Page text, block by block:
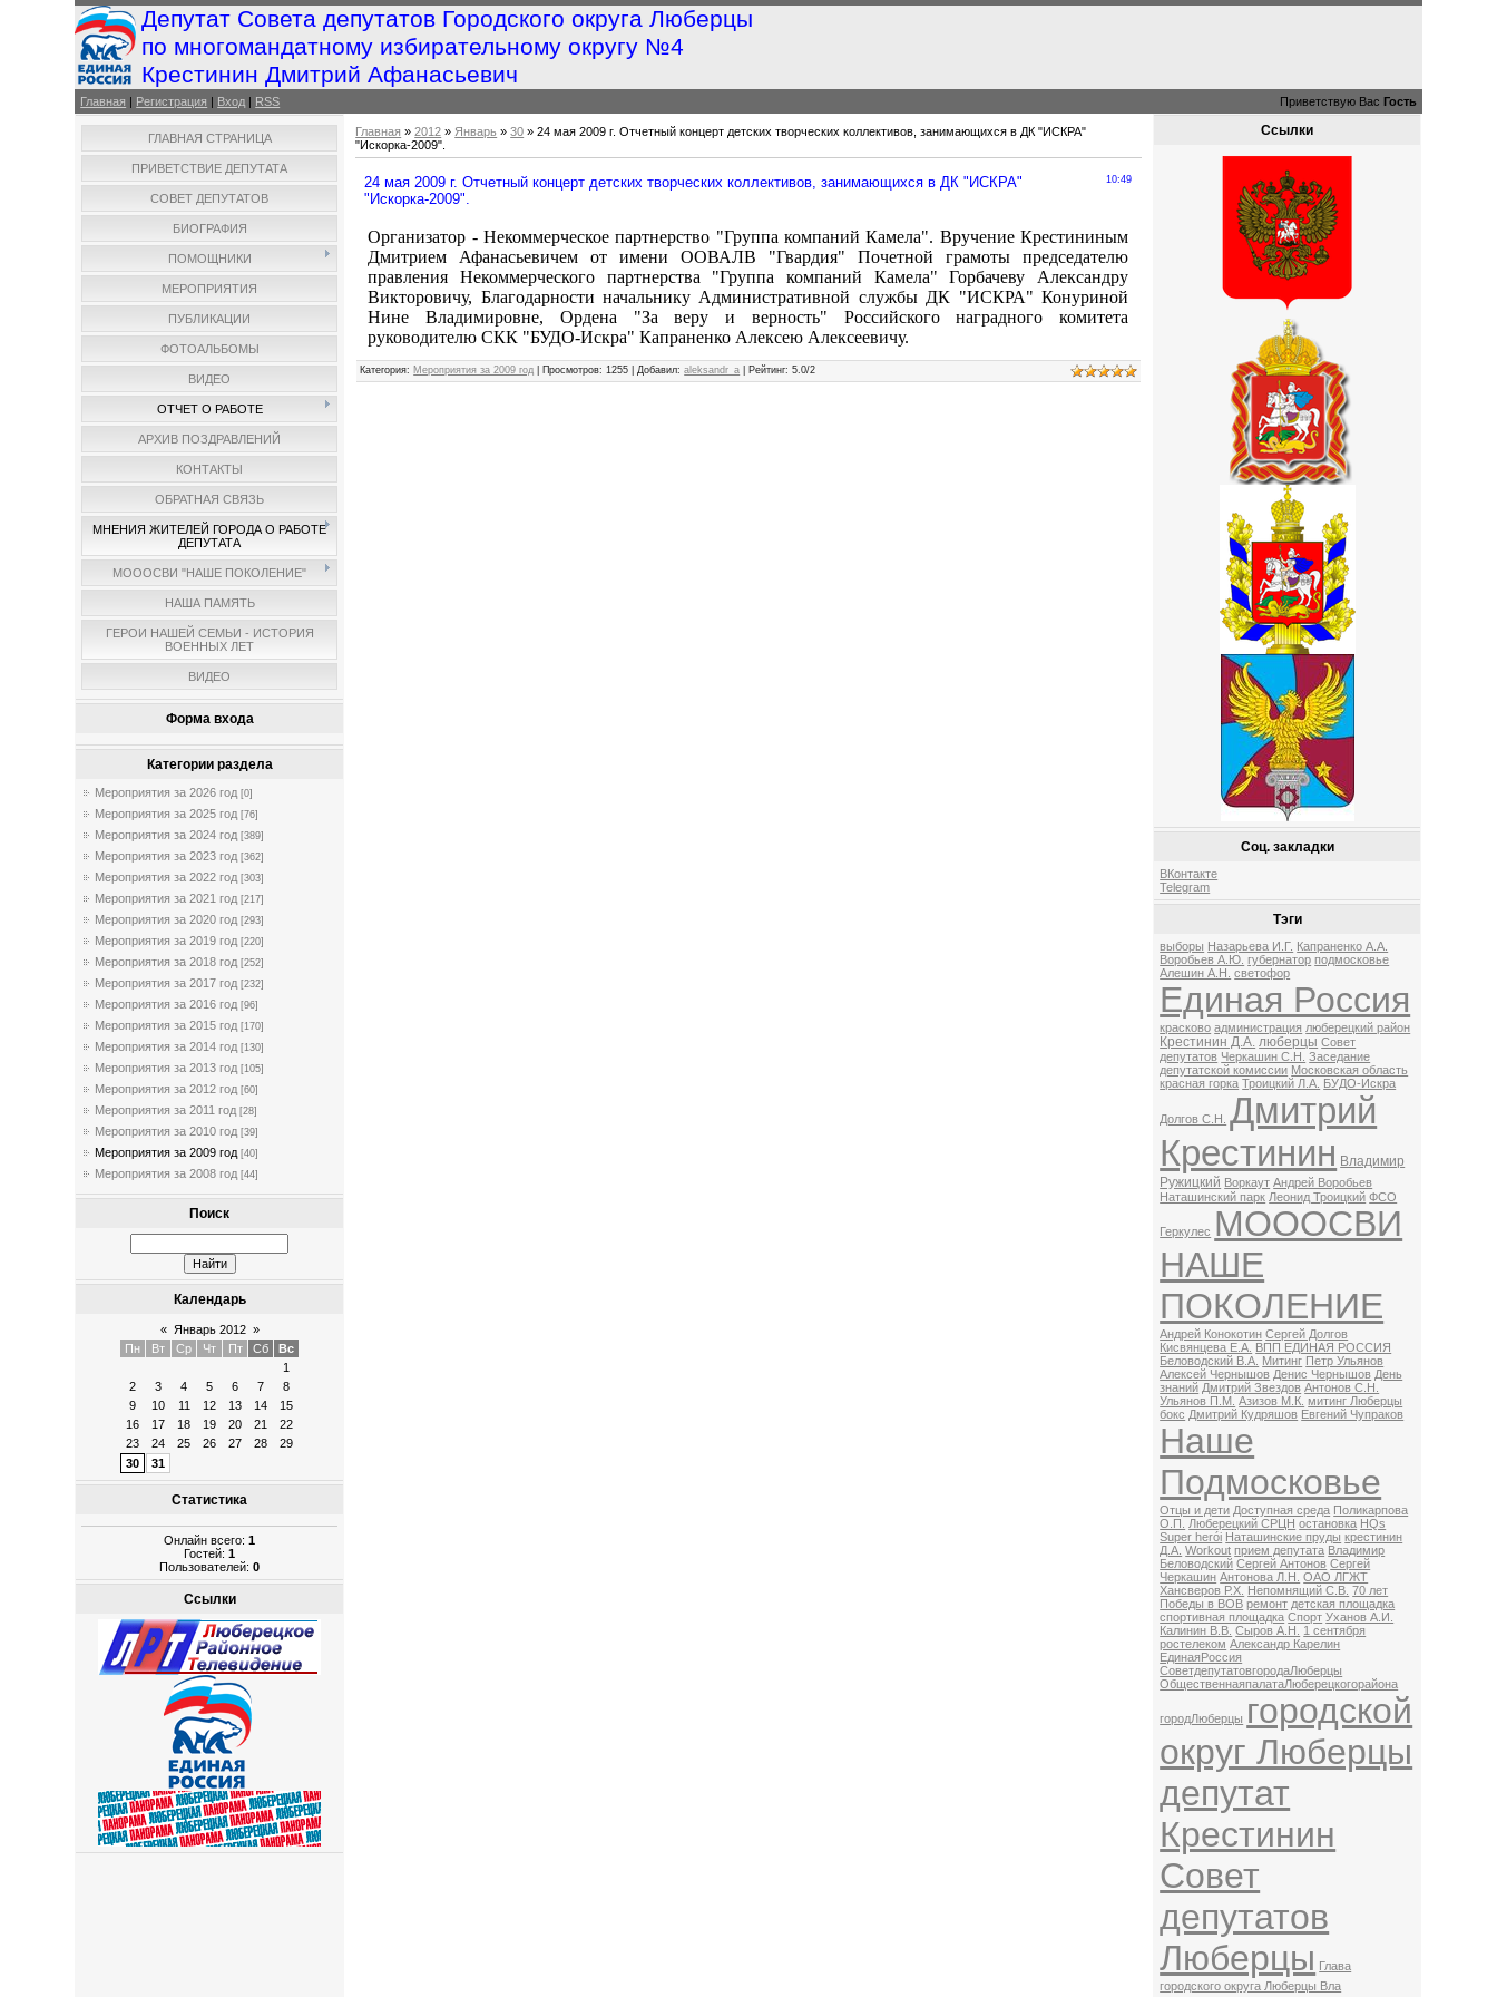
Депутат Совета депутатов Городского округа Люберцы
по многомандатному избирательному округу №4
Крестинин Дмитрий Афанасьевич
Главная | Регистрация | Вход | RSS Приветствую Вас Гость
ГЛАВНАЯ СТРАНИЦА
ПРИВЕТСТВИЕ ДЕПУТАТА
СОВЕТ ДЕПУТАТОВ
БИОГРАФИЯ
ПОМОЩНИКИ
МЕРОПРИЯТИЯ
ПУБЛИКАЦИИ
ФОТОАЛЬБОМЫ
ВИДЕО
ОТЧЕТ О РАБОТЕ
АРХИВ ПОЗДРАВЛЕНИЙ
КОНТАКТЫ
ОБРАТНАЯ СВЯЗЬ
МНЕНИЯ ЖИТЕЛЕЙ ГОРОДА О РАБОТЕ
ДЕПУТАТА
МОООСВИ "НАШЕ ПОКОЛЕНИЕ"
НАША ПАМЯТЬ
ГЕРОИ НАШЕЙ СЕМЬИ - ИСТОРИЯ
ВОЕННЫХ ЛЕТ
ВИДЕО
Форма входа
Категории раздела
Мероприятия за 2026 год [0]
Мероприятия за 2025 год [76]
Мероприятия за 2024 год [389]
Мероприятия за 2023 год [362]
Мероприятия за 2022 год [303]
Мероприятия за 2021 год [217]
Мероприятия за 2020 год [293]
Мероприятия за 2019 год [220]
Мероприятия за 2018 год [252]
Мероприятия за 2017 год [232]
Мероприятия за 2016 год [96]
Мероприятия за 2015 год [170]
Мероприятия за 2014 год [130]
Мероприятия за 2013 год [105]
Мероприятия за 2012 год [60]
Мероприятия за 2011 год [28]
Мероприятия за 2010 год [39]
Мероприятия за 2009 год [40]
Мероприятия за 2008 год [44]
Поиск
Календарь
« Январь 2012 »
Пн
Вт Ср Чт Пт Сб
Вс
1
2
3 4 5 6 7
8
9
10 11 12 13 14
15
16
17 18 19 20 21
22
23
24 25 26 27 28
29
30
31
Статистика
Онлайн всего:1
Гостей:1
Пользователей:0
Ссылки
Главная »2012 » Январь » 30 » 24 мая 2009 г. Отчетный концерт детских творческих коллективов, занимающихся в ДК "ИСКРА"
"Искорка-2009".
10:49
24 мая 2009 г. Отчетный концерт детских творческих коллективов, занимающихся в ДК "ИСКРА"
"Искорка-2009".
Организатор - Некоммерческое партнерство "Группа компаний Камела". Вручение Крестининым
Дмитрием Афанасьевичем от имени ООВАЛВ "Гвардия" Почетной грамоты председателю
правления Некоммерческого партнерства "Группа компаний Камела" Горбачеву Александру
Викторовичу, Благодарности начальнику Административной службы ДК "ИСКРА" Конуриной
Нине Владимировне, Ордена "За веру и верность" Российского наградного комитета
руководителю СКК "БУДО-Искра" Капраненко Алексею Алексеевичу.
Категория: Мероприятия за 2009 год Просмотров: 1255 | Добавил:aleksandr_a Рейтинг:5.0/2
Ссылки
Соц. закладки
ВКонтакте
Telegram
Тэги
выборы Назарьева И.Г. Капраненко А.А.
Воробьев А.Ю. губернатор подмосковье
Алешин А.Н.
светофор
Единая Россия
красково администрация люберецкий район
Крестинин Д.А. люберцы Совет
депутатов Черкашин С.Н.
Заседание
депутатской комиссии Московская область
красная горка Троицкий Л.А. БУДО-Искра
Долгов С.Н.
Дмитрий
Крестинин Владимир
Ружицкий Воркаут Андрей Воробьев
Наташинский парк Леонид Троицкий ФСО
Геркулес МОООСВИ
НАШЕ
ПОКОЛЕНИЕ
Андрей Конокотин Сергей Долгов
Кисвянцева Е.А. ВПП ЕДИНАЯ РОССИЯ
Беловодский В.А. Митинг Петр Ульянов
Алексей Чернышов Денис Чернышов День
знаний Дмитрий Звездов Антонов С.Н.
Ульянов П.М. Азизов М.К. митинг Люберцы
бокс Дмитрий Кудряшов Евгений Чупраков
Наше
Подмосковье
Отцы и дети Доступная среда Поликарпова
О.П.
Люберецкий СРЦН остановка HQs
Super herói Наташинские пруды крестинин
Д.А. Workout прием депутата Владимир
Беловодский Сергей Антонов Сергей
Черкашин Антонова Л.Н.
ОАО ЛГЖТ
Хансверов Р.Х. Непомнящий С.В. 70 лет
Победы в ВОВ ремонт детская площадка
спортивная площадка Спорт Уханов А.И.
Калинин В.В. Сыров А.Н.
1 сентября
ростелеком Александр Карелин
ЕдинаяРоссия
СоветдепутатовгородаЛюберцы
ОбщественнаяпалатаЛюберецкогорайона
городЛюберцы городской
округ Люберцы
депутат
Крестинин
Совет
депутатов
Люберцы Глава
городского округа Люберцы Вла